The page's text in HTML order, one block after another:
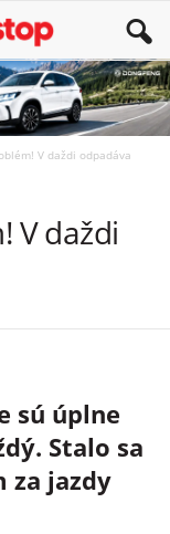
V daždi odpadáva
V daždi
sú úplne
Stalo sa
za jazdy